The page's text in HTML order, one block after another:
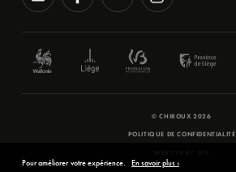
© CHIROUX 2026
POLITIQUE DE CONFIDENTIALITÉ
Pour améliorer votre expérience. En savoir plus ›